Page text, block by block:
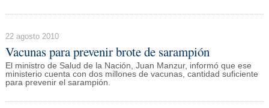
22 agosto 2010
Vacunas para prevenir brote de sarampión
El ministro de Salud de la Nación, Juan Manzur, informó que ese
ministerio cuenta con dos millones de vacunas, cantidad suficiente
para prevenir el sarampión.